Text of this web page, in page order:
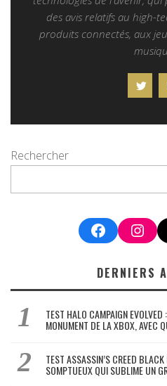
des avis relatifs au high-
produits connectés, aux
Rechercher
Facebook
DERNIERS
TEST HALO CAMPAIGN
MONUMENT DE LA XBOX, AVEC
TEST ASSASSIN’S CREED
SOMPTUEUX QUI SUBLIME UN